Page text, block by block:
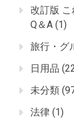
改訂版
Q＆A (1)
旅行・グ
日用品
未分類
法律 (1)